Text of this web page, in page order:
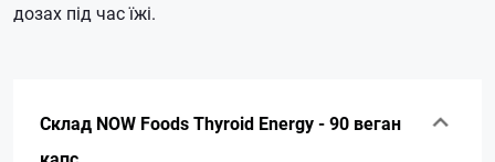
дозах під час їжі.
Склад NOW Foods Thyroid Energy - 90 веган